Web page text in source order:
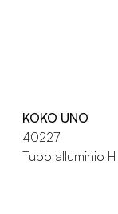
KOKO UNO
40227
Tubo alluminio